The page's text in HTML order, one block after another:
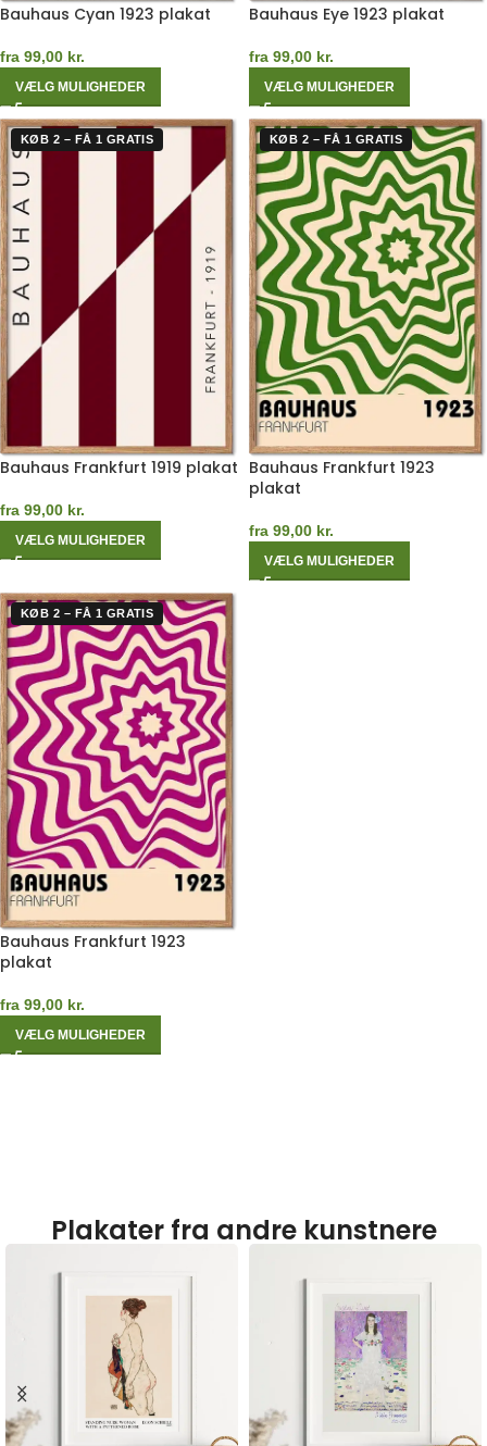
Bauhaus Cyan 1923 plakat
fra 99,00 kr.
VÆLG MULIGHEDER
Bauhaus Eye 1923 plakat
fra 99,00 kr.
VÆLG MULIGHEDER
KØB 2 – FÅ 1 GRATIS
Bauhaus Frankfurt 1919 plakat
fra 99,00 kr.
VÆLG MULIGHEDER
KØB 2 – FÅ 1 GRATIS
Bauhaus Frankfurt 1923
plakat
fra 99,00 kr.
VÆLG MULIGHEDER
KØB 2 – FÅ 1 GRATIS
Bauhaus Frankfurt 1923
plakat
fra 99,00 kr.
VÆLG MULIGHEDER
Plakater fra andre kunstnere